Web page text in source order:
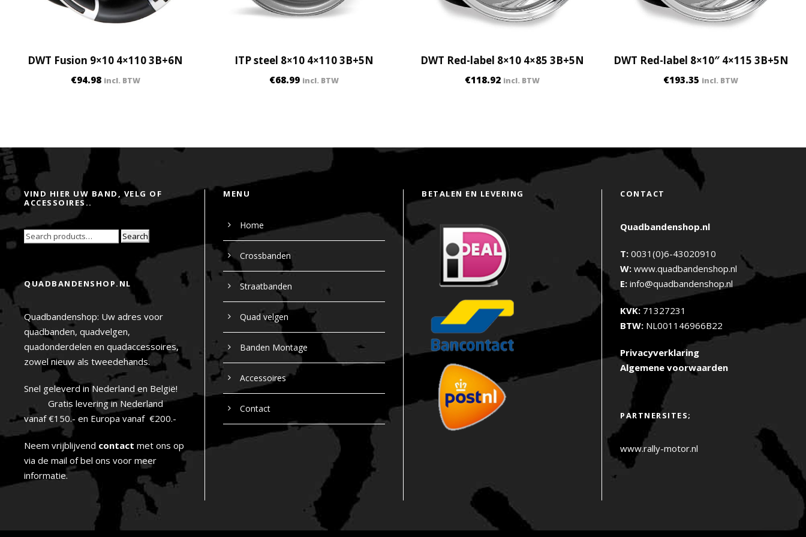
2
t
y
DWT Fusion 9×10 4×110 3B+6N
€94.98 incl. BTW
ITP steel 8×10 4×110 3B+5N
€68.99 incl. BTW
DWT Red-label 8×10 4×85 3B+5N
€118.92 incl. BTW
DWT Red-label 8×10″ 4×115 3B+5N
€193.35 incl. BTW
VIND HIER UW BAND, VELG OF
ACCESSOIRES..
Search
QUADBANDENSHOP.NL
Quadbandenshop: Uw adres voor
quadbanden, quadvelgen,
quadonderdelen en quadaccessoires,
zowel nieuw als tweedehands.
Snel geleverd in Nederland en België!
Gratis levering in Nederland
vanaf €150.- en Europa vanaf €200.-
Neem vrijblijvend contact met ons op
via de mail of bel ons voor meer
informatie.
MENU
Home
Crossbanden
Straatbanden
Quad velgen
Banden Montage
Accessoires
Contact
BETALEN EN LEVERING CONTACT
Quadbandenshop.nl
T: 0031(0)6-43020910
W: www.quadbandenshop.nl
E: info@quadbandenshop.nl
KVK: 71327231
BTW: NL001146966B22
Privacyverklaring
Algemene voorwaarden
PARTNERSITES;
www.rally-motor.nl